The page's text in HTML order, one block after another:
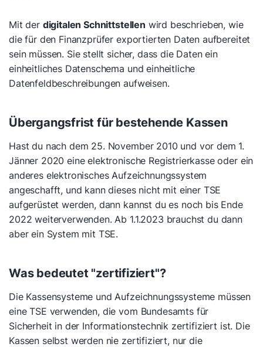
Mit der digitalen Schnittstellen wird beschrieben, wie
die für den Finanzprüfer exportierten Daten aufbereitet
sein müssen. Sie stellt sicher, dass die Daten ein
einheitliches Datenschema und einheitliche
Datenfeldbeschreibungen aufweisen.
Übergangsfrist für bestehende Kassen
Hast du nach dem 25. November 2010 und vor dem 1.
Jänner 2020 eine elektronische Registrierkasse oder ein
anderes elektronisches Aufzeichnungssystem
angeschafft, und kann dieses nicht mit einer TSE
aufgerüstet werden, dann kannst du es noch bis Ende
2022 weiterverwenden. Ab 1.1.2023 brauchst du dann
aber ein System mit TSE.
Was bedeutet "zertifiziert"?
Die Kassensysteme und Aufzeichnungssysteme müssen
eine TSE verwenden, die vom Bundesamts für
Sicherheit in der Informationstechnik zertifiziert ist. Die
Kassen selbst werden nie zertifiziert, nur die